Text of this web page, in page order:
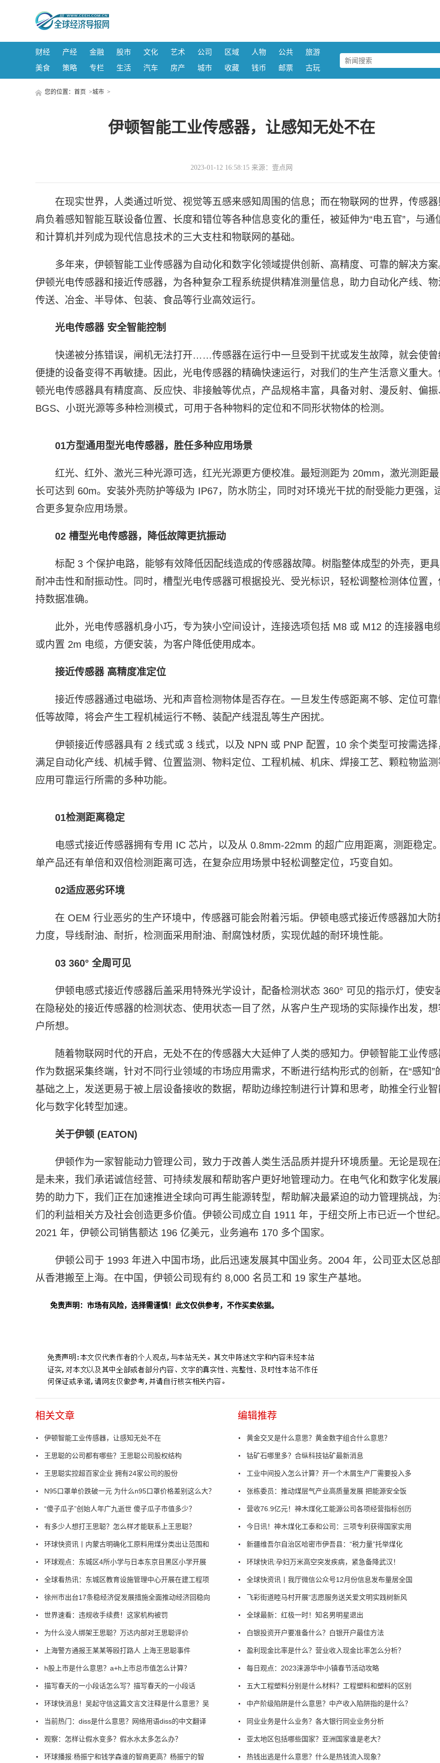
财经 产经 金融 股市 文化 艺术 公司 区域 人物 公共
旅游
美食
策略 专栏 生活 汽车 房产 城市 收藏 钱币 邮票 古玩
您的位置： 首页 >城市 >
伊顿智能工业传感器，让感知无处不在
2023-01-12 16:58:15 来源：壹点网
在现实世界，人类通过听觉、视觉等五感来感知周围的信息；而在物联网的世界，传感器
肩负着感知智能互联设备位置、长度和错位等各种信息变化的重任，被延伸为“电五官”，与通
和计算机并列成为现代信息技术的三大支柱和物联网的基础。
多年来，伊顿智能工业传感器为自动化和数字化领域提供创新、高精度、可靠的解决方案
伊顿光电传感器和接近传感器，为各种复杂工程系统提供精准测量信息，助力自动化产线、物
传送、冶金、半导体、包装、食品等行业高效运行。
光电传感器 安全智能控制
快递被分拣错误，闸机无法打开……传感器在运行中一旦受到干扰或发生故障，就会使曾
便捷的设备变得不再敏捷。因此，光电传感器的精确快速运行，对我们的生产生活意义重大。
顿光电传感器具有精度高、反应快、非接触等优点，产品规格丰富，具备对射、漫反射、偏振
BGS、小斑光源等多种检测模式，可用于各种物料的定位和不同形状物体的检测。
01方型通用型光电传感器， 胜任多种应用场景
红光、红外、激光三种光源可选，红光光源更方便校准。最短测距为 20mm，激光测距最
长可达到 60m。安装外壳防护等级为 IP67，防水防尘，同时对环境光干扰的耐受能力更强，
合更多复杂应用场景。
02 槽型光电传感器，降低故障更抗振动
标配 3 个保护电路，能够有效降低因配线造成的传感器故障。树脂整体成型的外壳，更具
耐冲击性和耐振动性。同时，槽型光电传感器可根据投光、受光标识，轻松调整检测体位置，
持数据准确。
此外，光电传感器机身小巧，专为狭小空间设计，连接选项包括 M8 或 M12 的连接器电
或内置 2m 电缆，方便安装，为客户降低使用成本。
接近传感器 高精度准定位
接近传感器通过电磁场、光和声音检测物体是否存在。一旦发生传感距离不够、定位可靠
低等故障，将会产生工程机械运行不畅、装配产线混乱等生产困扰。
伊顿接近传感器具有 2 线式或 3 线式，以及 NPN 或 PNP 配置，10 余个类型可按需选择
满足自动化产线、机械手臂、位置监测、物料定位、工程机械、机床、焊接工艺、颗粒物监测
应用可靠运行所需的多种功能。
01检测距离稳定
电感式接近传感器拥有专用 IC 芯片，以及从 0.8mm-22mm 的超广应用距离，测距稳定。
单产品还有单倍和双倍检测距离可选，在复杂应用场景中轻松调整定位，巧变自如。
02适应恶劣环境
在 OEM 行业恶劣的生产环境中，传感器可能会附着污垢。伊顿电感式接近传感器加大防
力度，导线耐油、耐折，检测面采用耐油、耐腐蚀材质，实现优越的耐环境性能。
03 360° 全周可见
伊顿电感式接近传感器后盖采用特殊光学设计，配备检测状态 360° 可见的指示灯，使安
在隐秘处的接近传感器的检测状态、使用状态一目了然，从客户生产现场的实际操作出发，想
户所想。
随着物联网时代的开启，无处不在的传感器大大延伸了人类的感知力。伊顿智能工业传感
作为数据采集终端，针对不同行业领域的市场应用需求，不断进行结构形式的创新，在“感知”
基础之上，发送更易于被上层设备接收的数据，帮助边缘控制进行计算和思考，助推全行业智
化与数字化转型加速。
关于伊顿 (EATON)
伊顿作为一家智能动力管理公司，致力于改善人类生活品质并提升环境质量。无论是现在
是未来，我们承诺诚信经营、可持续发展和帮助客户更好地管理动力。在电气化和数字化发展
势的助力下，我们正在加速推进全球向可再生能源转型，帮助解决最紧迫的动力管理挑战，为
们的利益相关方及社会创造更多价值。伊顿公司成立自 1911 年，于纽交所上市已近一个世纪。
2021 年，伊顿公司销售额达 196 亿美元，业务遍布 170 多个国家。
伊顿公司于 1993 年进入中国市场，此后迅速发展其中国业务。2004 年，公司亚太区总部
从香港搬至上海。在中国，伊顿公司现有约 8,000 名员工和 19 家生产基地。
免责声明：市场有风险，选择需谨慎！此文仅供参考，不作买卖依据。
相关文章
伊顿智能工业传感器，让感知无处不在
王思聪的公司都有哪些？王思聪公司股权结构
王思聪实控超百家企业 拥有24家公司的股份
N95口罩单价跌破一元 为什么n95口罩价格差别这么大？
“傻子瓜子”创始人年广九逝世 傻子瓜子市值多少？
有多少人想打王思聪？怎么样才能联系上王思聪？
环球快资讯丨内蒙古明确化工原料用煤分类出让范围和
环球观点：东城区4所小学与日本东京目黑区小学开展
全球看热讯：东城区教育设施管理中心开展在建工程项
徐州市出台17条稳经济促发展措施全面推动经济回稳向
世界速看：违规收手续费！这家机构被罚
为什么没人绑架王思聪？万达内部对王思聪评价
上海警方通报王某某等殴打路人 上海王思聪事件
h股上市是什么意思？a+h上市总市值怎么计算？
描写春天的一小段话怎么写？描写春天的一小段话
环球快消息！吴起守信这篇文言文注释是什么意思？吴
当前热门：diss是什么意思？网络用语diss的中文翻译
观察：怎样让假水变多？假水水太多怎么办？
环球播报:杨振宁和钱学森谁的智商更高？杨振宁的智
编辑推荐
黄金交叉是什么意思？黄金数字组合什么意思？
钴矿石哪里多？合纵科技钴矿最新消息
工业中间投入怎么计算？开一个木屑生产厂需要投入多
张栋委员：推动煤层气产业高质量发展 把能源安全饭
营收76.9亿元！神木煤化工能源公司各项经营指标创历
今日讯！神木煤化工泰和公司：三项专利获得国家实用
新疆维吾尔自治区哈密市伊吾县：“税力量”托举煤化
环球快讯:孕妇万米高空突发疾病，紧急备降武汉！
全球快资讯丨我厅微信公众号12月份信息发布量居全国
飞彩街道睦马村开展“志愿服务送关爱文明实践树新风
全球最新：红极一时！知名男明星退出
白银投资开户要准备什么？白银开户最佳方法
盈利现金比率是什么？营业收入现金比率怎么分析？
每日观点：2023涞源华中小镇春节活动攻略
五大工程塑料分别是什么材料？工程塑料和塑料的区别
中产阶级陷阱是什么意思？中产收入陷阱指的是什么？
同业业务是什么业务？各大银行同业业务分析
亚太地区包括哪些国家？亚洲国家谁是老大？
热钱出逃是什么意思？什么是热钱流入现象？